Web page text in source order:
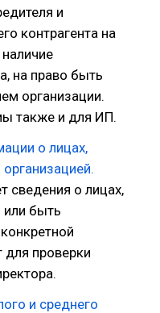
и
контрагента на
на право быть
организации.
также и для ИП.
о лицах,
сведения о лицах,
или быть
для проверки
и среднего